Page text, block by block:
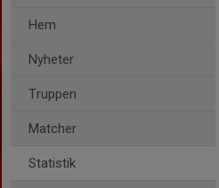
Hem
Nyheter
Truppen
Matcher
Statistik